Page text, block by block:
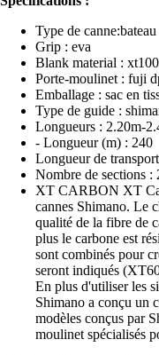
Type de canne:bateau
Grip : eva
Blank material : xt100
Porte-moulinet : fuji
Emballage : sac en
Type de guide :
Longueurs : 2.20m-
- Longueur (m) : 240
Longueur de
Nombre de sections :
XT CARBON XT
cannes Shimano. Le
qualité de la fibre de
plus le carbone est
sont combinés pour
seront indiqués
En plus d'utiliser les
Shimano a conçu un
modèles conçus par
moulinet spécialisés